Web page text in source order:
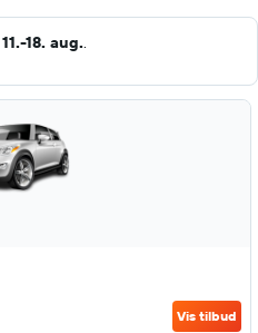
11.-18. aug..
Vis tilbud